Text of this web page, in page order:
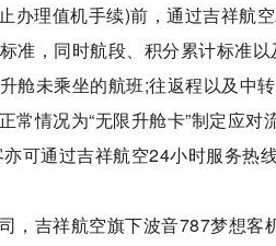
办理值机手续)前，通过吉祥航
准，同时航段、积分累计标准
舱未乘坐的航班;往返程以及中转
常情况为“无限升舱卡”制定应
可通过吉祥航空24小时服务热
，吉祥航空旗下波音787梦想客